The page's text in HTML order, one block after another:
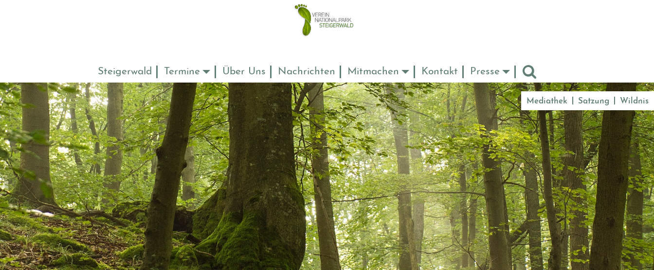
Steigerwald Termine Über Uns Nachrichten Mitmachen Kontakt Presse
Mediathek Satzung Wildnis